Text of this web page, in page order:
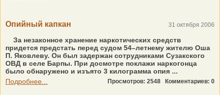
Опийный капкан 31 октября 2006
За незаконное хранение наркотических средств
придется предстать перед судом 54–летнему жителю Оша
П. Яковлеву. Он был задержан сотрудниками Сузакского
ОВД в селе Барпы. При досмотре поклажи наркогонца
было обнаружено и изъято 3 килограмма опия ...
Подробнее...
Просмотров: 2548 Комментариев: 0